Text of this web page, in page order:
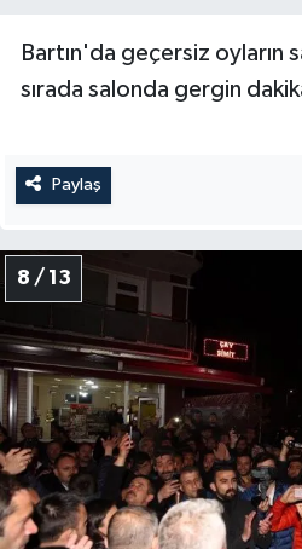
Bartın'da geçersiz oyların
sırada salonda gergin
Paylaş
8 / 13